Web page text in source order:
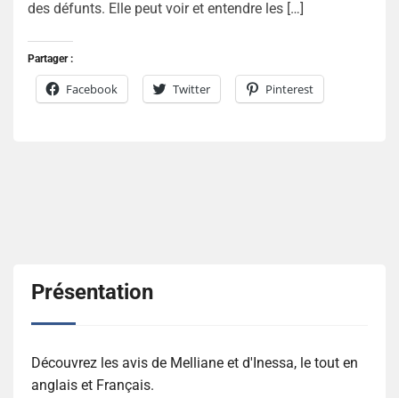
des défunts. Elle peut voir et entendre les […]
Partager :
Facebook Twitter Pinterest
Présentation
Découvrez les avis de Melliane et d'Inessa, le tout en
anglais et Français.